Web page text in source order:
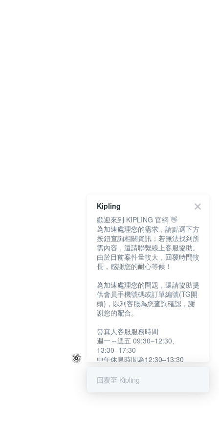
Kipling
歡迎來到 KIPLING 官網 👋
為加速處理您的需求，請點選下方
按鈕查詢相關資訊；若無法找到所
需內容，還請聯繫線上客服協助。
由於目前案件量較大，回覆時間較
長，感謝您的耐心等候！
為加速處理您的問題，還請協助提
供會員手機號碼或訂單編號(TG開
頭)，以利客服為您查詢確認，謝
謝您的配合。
⏰真人客服服務時間
週一～週五 09:30–12:30、
13:30–17:30
中午休息時間為12:30–13:30
提醒您：系統會自動已讀訊息，如
回覆至 Kipling